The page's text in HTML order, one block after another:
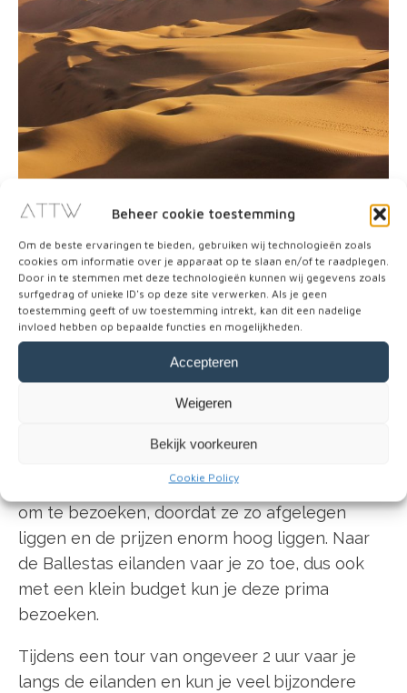
Beheer cookie toestemming
Om de beste ervaringen te bieden, gebruiken wij technologieën zoals
cookies om informatie over je apparaat op te slaan en/of te raadplegen.
Door in te stemmen met deze technologieën kunnen wij gegevens zoals
surfgedrag of unieke ID's op deze site verwerken. Als je geen
toestemming geeft of uw toestemming intrekt, kan dit een nadelige
invloed hebben op bepaalde functies en mogelijkheden.
Accepteren
Weigeren
Bekijk voorkeuren
Cookie Policy
3. Bezoek de Ballestas eilanden
(Paracas National Park)
Vlak voor de kust van Peru, bij het dorpje
Paracas, liggen deBallestas eilanden. Deze
eilanden worden ook wel ‘Galàpagos de los
genoemd, wat ‘Galapagos van de
de Galapagos eilanden in Ecuador erg duur zijn
om te bezoeken, doordat ze zo afgelegen
liggen en de prijzen enorm hoog liggen. Naar
de Ballestas eilanden vaar je zo toe, dus ook
met een klein budget kun je deze prima
bezoeken.
Tijdens een tour van ongeveer 2 uur vaar je
langs de eilanden en kun je veel bijzondere